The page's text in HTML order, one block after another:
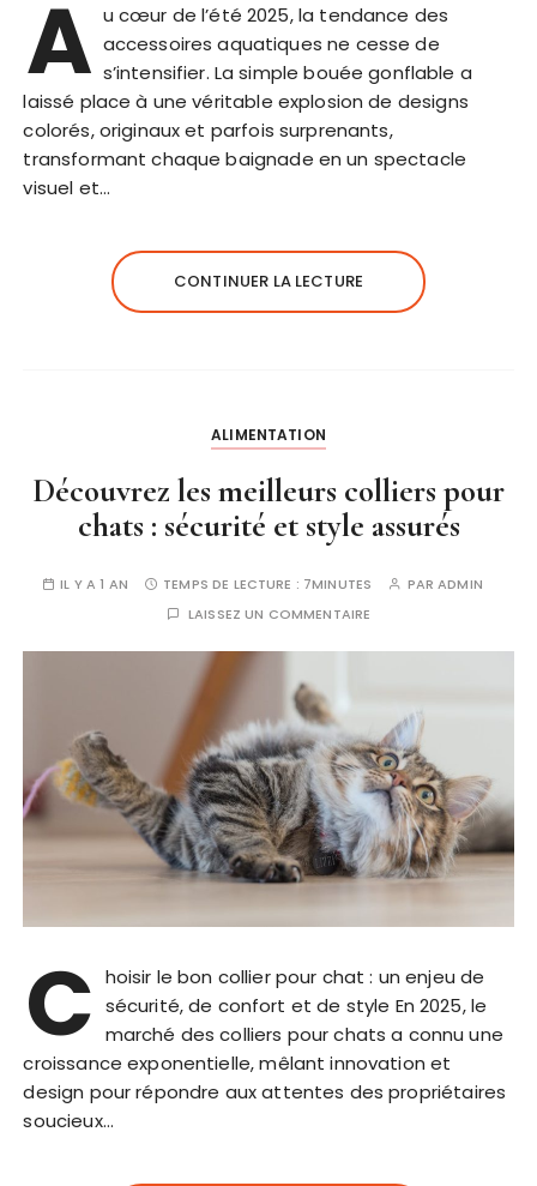
A u cœur de l’été 2025, la tendance des
accessoires aquatiques ne cesse de
s’intensifier. La simple bouée gonflable a
laissé place à une véritable explosion de designs
colorés, originaux et parfois surprenants,
transformant chaque baignade en un spectacle
visuel et…
CONTINUER LA LECTURE
ALIMENTATION
Découvrez les meilleurs colliers pour
chats : sécurité et style assurés
IL Y A 1 AN TEMPS DE LECTURE : 7MINUTES PARADMIN
LAISSEZ UN COMMENTAIRE
C hoisir le bon collier pour chat : un enjeu de
sécurité, de confort et de style En 2025, le
marché des colliers pour chats a connu une
croissance exponentielle, mêlant innovation et
design pour répondre aux attentes des propriétaires
soucieux…